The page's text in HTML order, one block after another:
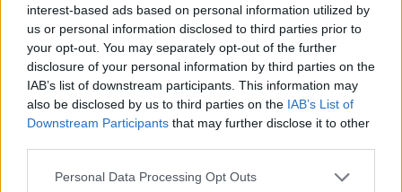
interest-based ads based on personal information utilized by
us or personal information disclosed to third parties prior to
your opt-out. You may separately opt-out of the further
disclosure of your personal information by third parties on the
IAB’s list of downstream participants. This information may
also be disclosed by us to third parties on the IAB’s List of
Downstream Participants that may further disclose it to other
Please note that this website/app uses one or more Google
Personal Data Processing Opt Outs
Ακολουθήστε το Νewsit.gr στοGoogle Newsκαι
ενημερωθείτε πρώτοι για όλη την ειδησεογραφία και τα
τελευταία νέατης ημέρας
Πιο δημοφιλή